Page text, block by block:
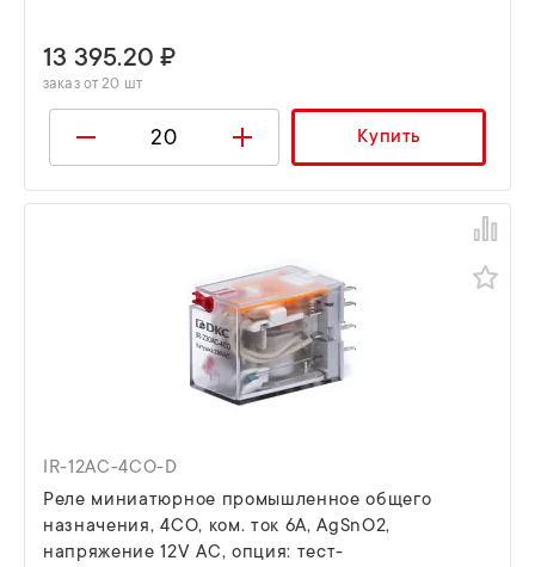
13 395.20 ₽
заказ от 20 шт
Купить
IR-12AC-4CO-D
Реле миниатюрное промышленное общего
назначения, 4CO, ком. ток 6А, AgSnO2,
напряжение 12V AC, опция: тест-